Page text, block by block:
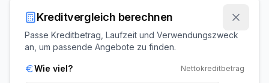
Kreditvergleich berechnen
Passe Kreditbetrag, Laufzeit und Verwendungszweck
an, um passende Angebote zu finden.
Wie viel? Nettokreditbetrag